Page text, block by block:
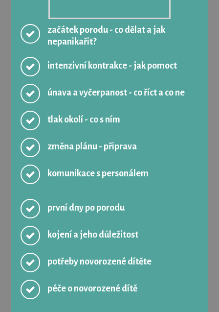
začátek porodu - co dělat a jak
nepanikařit?
intenzivní kontrakce - jak pomoct
únava a vyčerpanost - co říct a co ne
tlak okolí - co s ním
změna plánu - připrava
komunikace s personálem
první dny po porodu
kojení a jeho důležitost
potřeby novorozené dítěte
péče o novorozené dítě